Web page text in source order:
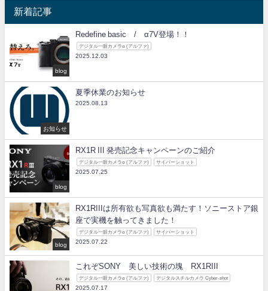
新着記事
blog
Redefine basic / α7V登場！！
デジタル一眼カメラα (アルファ)
2025.12.03
お知らせ
夏季休業のお知らせ
2025.08.13
blog
RX1R III 発売記念キャンペーンのご紹介
デジタル一眼カメラα (アルファ) サイバーショット
2025.07.25
blog
RX1RIIIは所有欲も写真欲も満たす！ソニーストア銀
座で実機を触ってきました！
デジタル一眼カメラα (アルファ) サイバーショット
2025.07.22
これぞSONY 美しい技術の塊 RX1RIII
デジタル一眼カメラα (アルファ) デジタルスチルカメラ Cyber-shot
2025.07.17